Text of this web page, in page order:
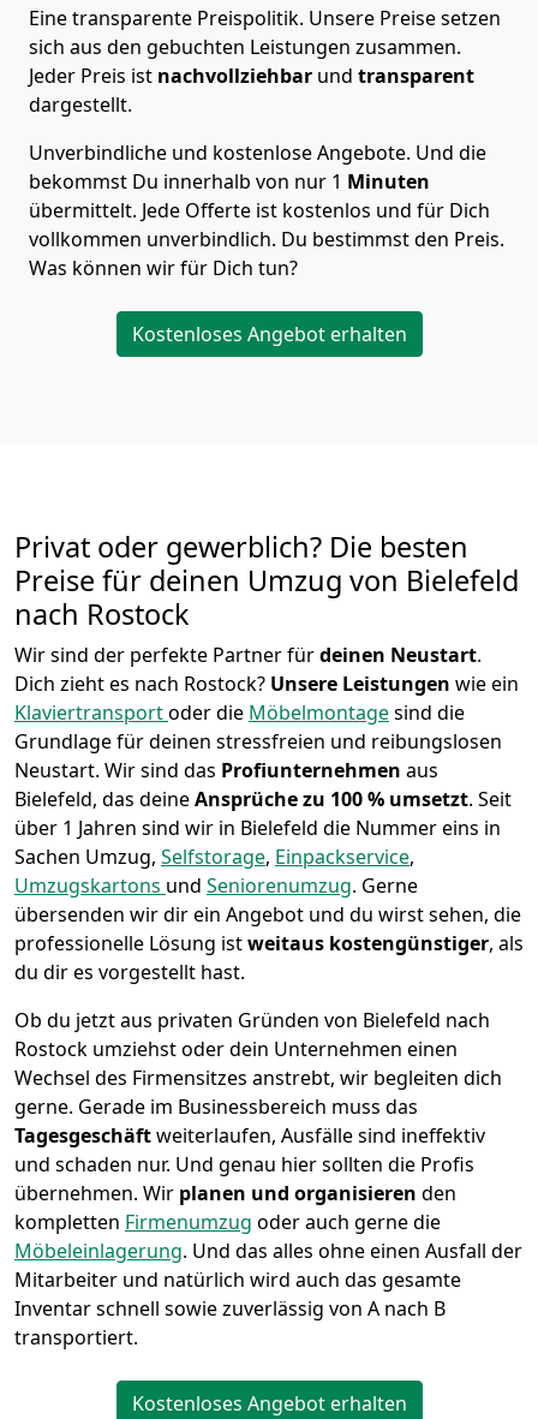
Eine transparente Preispolitik. Unsere Preise setzen
sich aus den gebuchten Leistungen zusammen.
Jeder Preis ist nachvollziehbar und transparent
dargestellt.
Unverbindliche und kostenlose Angebote. Und die
bekommst Du innerhalb von nur 1 Minuten
übermittelt. Jede Offerte ist kostenlos und für Dich
vollkommen unverbindlich. Du bestimmst den Preis.
Was können wir für Dich tun?
Kostenloses Angebot erhalten
Privat oder gewerblich? Die besten
Preise für deinen Umzug von Bielefeld
nach Rostock
Wir sind der perfekte Partner fürdeinen Neustart.
Dich zieht es nach Rostock? Unsere Leistungen wie ein
Klaviertransportoder die Möbelmontagesind die
Grundlage für deinen stressfreien und reibungslosen
Neustart. Wir sind das Profiunternehmen aus
Bielefeld, das deineAnsprüche zu 100 % umsetzt. Seit
über 1 Jahren sind wir in Bielefeld die Nummer eins in
Sachen Umzug, Selfstorage, Einpackservice,
Umzugskartons und Seniorenumzug. Gerne
übersenden wir dir ein Angebot und du wirst sehen, die
professionelle Lösung istweitaus kostengünstiger, als
du dir es vorgestellt hast.
Ob du jetzt aus privaten Gründen von Bielefeld nach
Rostock umziehst oder dein Unternehmen einen
Wechsel des Firmensitzes anstrebt, wir begleiten dich
gerne. Gerade im Businessbereich muss das
Tagesgeschäftweiterlaufen, Ausfälle sind ineffektiv
und schaden nur. Und genau hier sollten die Profis
übernehmen. Wir planen und organisieren den
kompletten Firmenumzug oder auch gerne die
Möbeleinlagerung. Und das alles ohne einen Ausfall der
Mitarbeiter und natürlich wird auch das gesamte
Inventar schnell sowie zuverlässig von A nach B
transportiert.
Kostenloses Angebot erhalten